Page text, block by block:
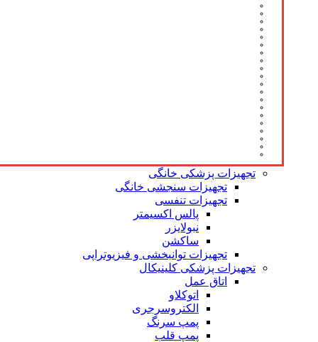
تجهیزات پزشکی خانگی
تجهیزات سنجشی خانگی
تجهیزات تنفسی
پالس اکسیمتر
نبولایزر
ساکشن
تجهیزات توانبخشی و فیزیوتراپی
تجهیزات پزشکی کلینیکال
اتاق عمل
اتوکلاو
الکتروسرجری
پمپ سرنگ
پمپ قلب